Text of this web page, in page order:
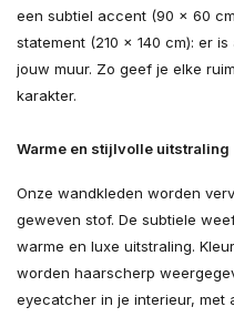
een subtiel accent (90 × 60
statement (210 × 140 cm): er
jouw muur. Zo geef je elke
karakter.
Warme en stijlvolle uitstraling
Onze wandkleden worden
geweven stof. De subtiele
warme en luxe uitstraling.
worden haarscherp
eyecatcher in je interieur, met